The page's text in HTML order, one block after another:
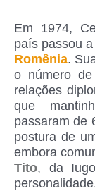
Em 1974,
país passou
Romênia.
o número
relações
que
passaram de
postura de
embora
Tito, da